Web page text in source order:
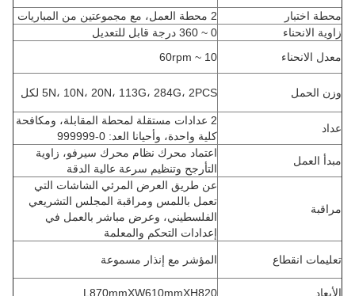
محطة اختبار
زاوية الانحناء
0 ~ 360 درجة قابل للتعديل
معدل الانحناء
10 ~ 60rpm
وزن الحمل 5N، 10N، 20N، 113G، 284G، 2PCS لكل
عداد
2 عدادات مستقلة لمحطة المقابلة، ومكافحة
كلية واحدة، وأحيانا العد: 0-999999
مبدأ العمل
اعتماد محرك نظام محرك سيرفو، زاوية
التأرجح وتنظيم سرعة عالية الدقة
مراقبة
عن طريق العرض المرئي الشاشات التي
تعمل باللمس ومراقبة المجلس التشريعي
الفلسطيني، وعرض مباشر بالعمل في
إعدادات التحكم والمعلمة
تعليمات انقطاع المؤشر مع إنذار مسموعة
الأبعاد L870mmXW610mmXH820